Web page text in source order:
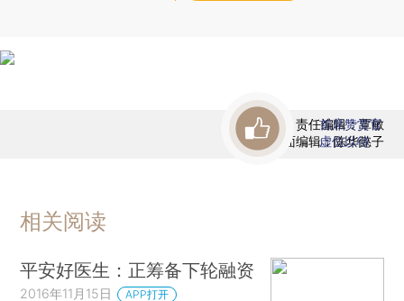
责任编辑：覃敏
版面编辑：陈华懿子
首席赞赏官
虚位以待
相关阅读
平安好医生：正筹备下轮融资
2016年11月15日 APP打开